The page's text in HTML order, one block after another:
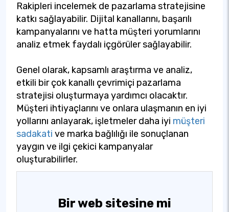
Rakipleri incelemek de pazarlama stratejisine
katkı sağlayabilir. Dijital kanallarını, başarılı
kampanyalarını ve hatta müşteri yorumlarını
analiz etmek faydalı içgörüler sağlayabilir.
Genel olarak, kapsamlı araştırma ve analiz,
etkili bir çok kanallı çevrimiçi pazarlama
stratejisi oluşturmaya yardımcı olacaktır.
Müşteri ihtiyaçlarını ve onlara ulaşmanın en iyi
yollarını anlayarak, işletmeler daha iyi müşteri
sadakati ve marka bağlılığı ile sonuçlanan
yaygın ve ilgi çekici kampanyalar
oluşturabilirler.
Bir web sitesine mi